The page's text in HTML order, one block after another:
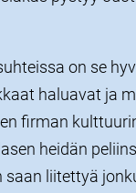
on se
haluavat ja
firman
heidän
saan liitettyä